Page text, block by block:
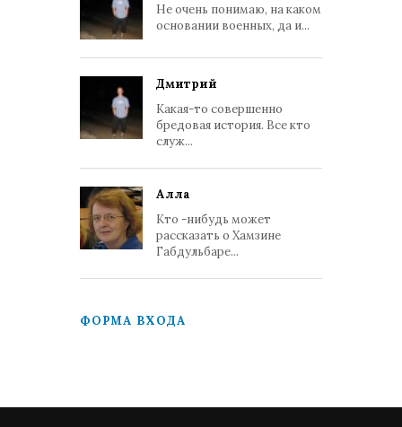
Не очень понимаю, на каком
основании военных, да и...
Дмитрий
Какая-то совершенно
бредовая история. Все кто
служ...
Алла
Кто -нибудь может
рассказать о Хамзине
Габдульбаре...
ФОРМА ВХОДА